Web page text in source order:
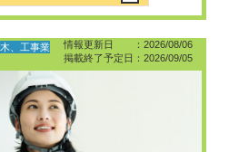
情報更新日 ：2026/08/06
掲載終了予定日：2026/09/05
、工事業